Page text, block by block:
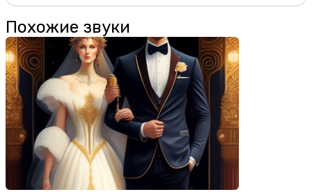
Похожие звуки